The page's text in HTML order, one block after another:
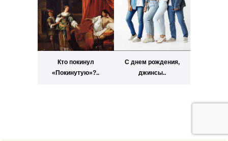
Кто покинул
«Покинутую»?..
С днем рождения,
джинсы..